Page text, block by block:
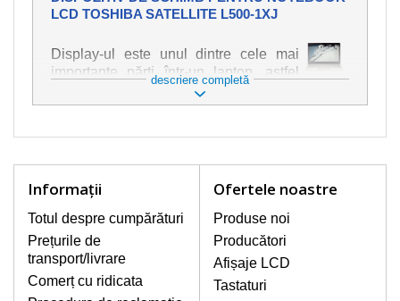
LCD TOSHIBA SATELLITE L500-1XJ
Display-ul este unul dintre cele mai
importante părți într-un laptop, astfel
încât ne străduim să oferim piese de
schimb de cea mai bună calitate.
ul cu cea mai mare atenție. Cele mai
natură mecanică, cum ar fi afișajul rupt
sau crăpat. În plus, dungile verticale,
afișajul neiluminat, luminozitatea
intermitentă sau neuniformă
descriere completă
Informaţii
Totul despre cumpărături
Prețurile de
transport/livrare
Comerț cu ridicata
Ofertele noastre
Produse noi
Producători
Afișaje LCD
Tastaturi